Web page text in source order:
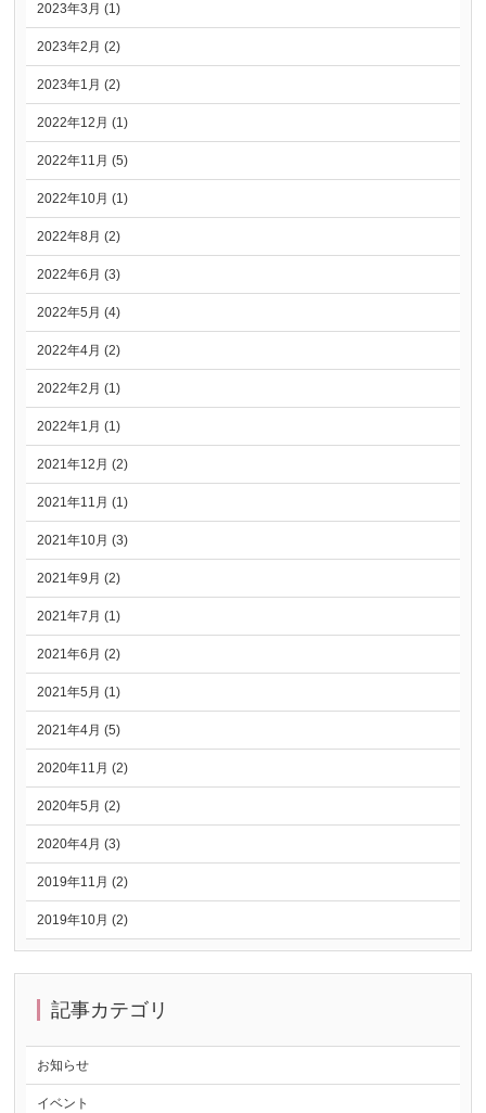
2023年3月 (1)
2023年2月 (2)
2023年1月 (2)
2022年12月 (1)
2022年11月 (5)
2022年10月 (1)
2022年8月 (2)
2022年6月 (3)
2022年5月 (4)
2022年4月 (2)
2022年2月 (1)
2022年1月 (1)
2021年12月 (2)
2021年11月 (1)
2021年10月 (3)
2021年9月 (2)
2021年7月 (1)
2021年6月 (2)
2021年5月 (1)
2021年4月 (5)
2020年11月 (2)
2020年5月 (2)
2020年4月 (3)
2019年11月 (2)
2019年10月 (2)
記事カテゴリ
お知らせ
イベント